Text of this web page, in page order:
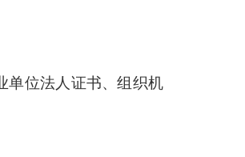
单位法人证书、组织机